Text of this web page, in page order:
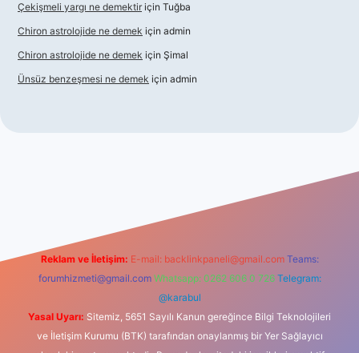
Çekişmeli yargı ne demektir için Tuğba
Chiron astrolojide ne demek için admin
Chiron astrolojide ne demek için Şimal
Ünsüz benzeşmesi ne demek için admin
Reklam ve İletişim: E-mail: backlinkpaneli@gmail.com Teams:
forumhizmeti@gmail.com Whatsapp: 0262 606 0 726 Telegram:
@karabul
Yasal Uyarı: Sitemiz, 5651 Sayılı Kanun gereğince Bilgi Teknolojileri
ve İletişim Kurumu (BTK) tarafından onaylanmış bir Yer Sağlayıcı